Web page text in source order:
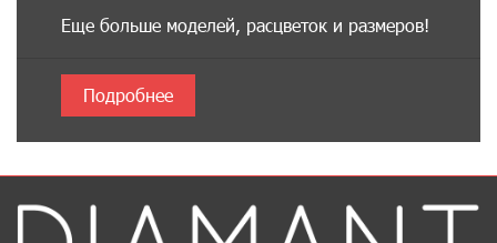
Еще больше моделей, расцветок и размеров!
Подробнее